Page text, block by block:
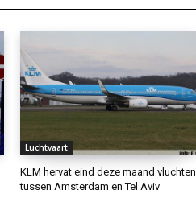
Luchtvaart
KLM hervat eind deze maand vluchten
tussen Amsterdam en Tel Aviv